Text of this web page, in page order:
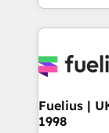
sure you
for you and
framework,
HubSpot and
Fuelius |
1998